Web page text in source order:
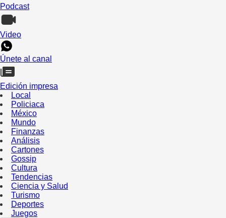
Podcast
Video
Únete al canal
Edición impresa
Local
Policiaca
México
Mundo
Finanzas
Análisis
Cartones
Gossip
Cultura
Tendencias
Ciencia y Salud
Turismo
Deportes
Juegos